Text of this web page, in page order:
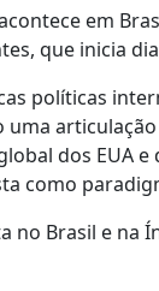
em
que inicia
políticas
dos EUA
como
no Brasil e na